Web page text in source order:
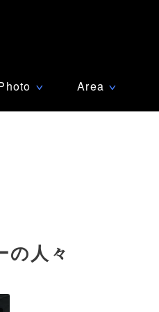
∨ Area ∨
の人々